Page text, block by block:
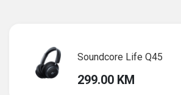
Soundcore Life Q45
299.00 KM